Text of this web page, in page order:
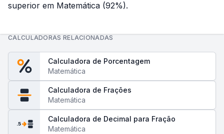
superior em Matemática (92%).
CALCULADORAS RELACIONADAS
Calculadora de Porcentagem
Matemática
Calculadora de Frações
Matemática
.5
Calculadora de Decimal para Fração
Matemática